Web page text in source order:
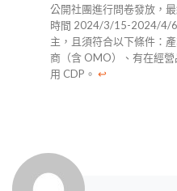
公開社團進行問卷發放，
時間 2024/3/15-2024/4/6
主，且須符合以下條件：
商（含 OMO）、有在經
用 CDP。 ↩︎